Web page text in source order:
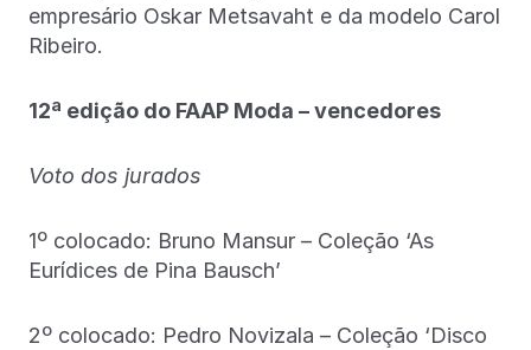
empresário Oskar Metsavaht e da modelo Carol
Ribeiro.
12ª edição do FAAP Moda – vencedores
Voto dos jurados
1º colocado: Bruno Mansur – Coleção ‘As
Eurídices de Pina Bausch’
2º colocado: Pedro Novizala – Coleção ‘Disco